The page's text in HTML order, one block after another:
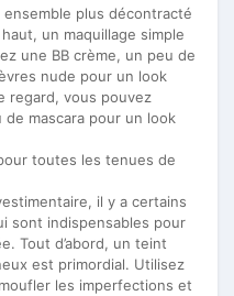
plus décontracté
haut, un maquillage simple
une BB crème, un peu de
nude pour un look
regard, vous pouvez
mascara pour un look
toutes les tenues de
il y a certains
sont indispensables pour
Tout d’abord, un teint
est primordial. Utilisez
les imperfections et